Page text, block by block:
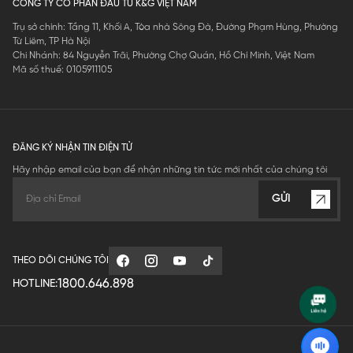
CÔNG TY CỔ PHẦN ĐẦU TƯ K&G VIỆT NAM
Trụ sở chính: Tầng 11, Khối A, Tòa nhà Sông Đà, Đường Phạm Hùng, Phường
Từ Liêm, TP Hà Nội
Chi Nhánh: 84 Nguyễn Trãi, Phường Chợ Quán, Hồ Chí Minh, Việt Nam
Mã số thuế: 0105911105
ĐĂNG KÝ NHẬN TIN ĐIỆN TỬ
Hãy nhập email của bạn để nhận những tin tức mới nhất của chúng tôi
GỬI
THEO DÕI CHÚNG TÔI
HOTLINE:1800.646.898